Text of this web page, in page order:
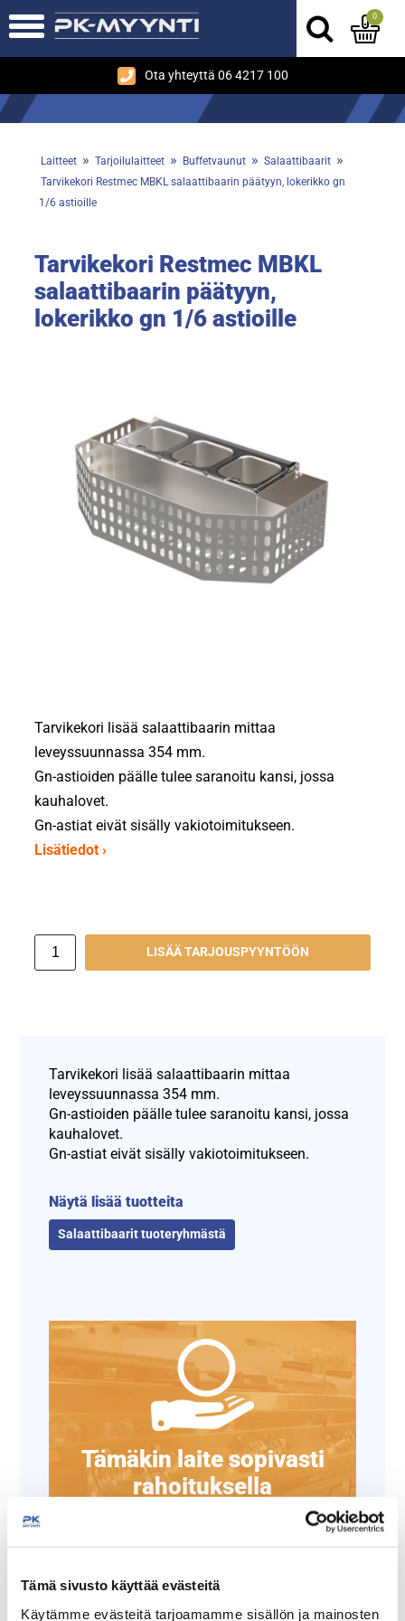
Tämä sivusto käyttää evästeitä
Käytämme evästeitä tarjoamamme sisällön ja mainosten
Ota yhteyttä 06 4217 100
0
Laitteet » Tarjoilulaitteet » Buffetvaunut » Salaattibaarit »
Tarvikekori Restmec MBKL salaattibaarin päätyyn, lokerikko gn
1/6 astioille
Tarvikekori Restmec MBKL
salaattibaarin päätyyn,
lokerikko gn 1/6 astioille
Tarvikekori lisää salaattibaarin mittaa
leveyssuunnassa 354 mm.
Gn-astioiden päälle tulee saranoitu kansi, jossa
kauhalovet.
Gn-astiat eivät sisälly vakiotoimitukseen.
Lisätiedot ›
LISÄÄ TARJOUSPYYNTÖÖN
Tarvikekori lisää salaattibaarin mittaa
leveyssuunnassa 354 mm.
Gn-astioiden päälle tulee saranoitu kansi, jossa
kauhalovet.
Gn-astiat eivät sisälly vakiotoimitukseen.
Näytä lisää tuotteita
Salaattibaarit tuoteryhmästä
Tämäkin laite sopivasti
rahoituksella